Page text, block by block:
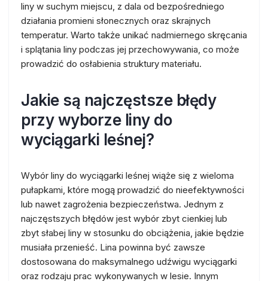
liny w suchym miejscu, z dala od bezpośredniego
działania promieni słonecznych oraz skrajnych
temperatur. Warto także unikać nadmiernego skręcania
i splątania liny podczas jej przechowywania, co może
prowadzić do osłabienia struktury materiału.
Jakie są najczęstsze błędy
przy wyborze liny do
wyciągarki leśnej?
Wybór liny do wyciągarki leśnej wiąże się z wieloma
pułapkami, które mogą prowadzić do nieefektywności
lub nawet zagrożenia bezpieczeństwa. Jednym z
najczęstszych błędów jest wybór zbyt cienkiej lub
zbyt słabej liny w stosunku do obciążenia, jakie będzie
musiała przenieść. Lina powinna być zawsze
dostosowana do maksymalnego udźwigu wyciągarki
oraz rodzaju prac wykonywanych w lesie. Innym